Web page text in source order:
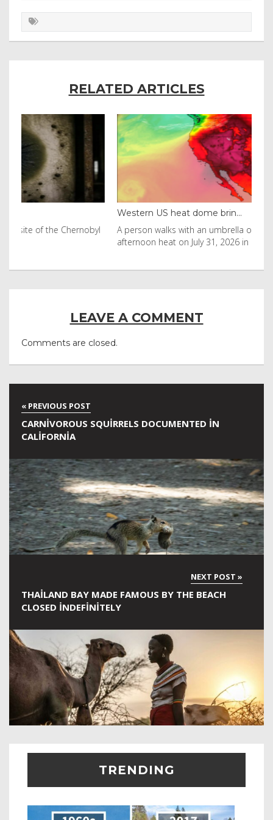
RELATED ARTICLES
Western US heat dome brin...
A person walks with an umbrella on the beach in the
afternoon heat on July 31, 2026 in Huntington Beac
LEAVE A COMMENT
Comments are closed.
CARNIVOROUS SQUIRRELS DOCUMENTED IN
CALIFORNIA
THAILAND BAY MADE FAMOUS BY THE BEACH
CLOSED INDEFINITELY
TRENDING